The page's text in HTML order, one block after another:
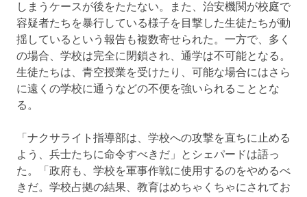
しまうケースが後をたたない。また、治安機関が校庭で
容疑者たちを暴行している様子を目撃した生徒たちが動
揺しているという報告も複数寄せられた。一方で、多く
の場合、学校は完全に閉鎖され、通学は不可能となる。
生徒たちは、青空授業を受けたり、可能な場合にはさら
に遠くの学校に通うなどの不便を強いられることとな
る。
「ナクサライト指導部は、学校への攻撃を直ちに止める
よう、兵士たちに命令すべきだ」とシェパードは語っ
た。「政府も、学校を軍事作戦に使用するのをやめるべ
きだ。学校占拠の結果、教育はめちゃくちゃにされてお